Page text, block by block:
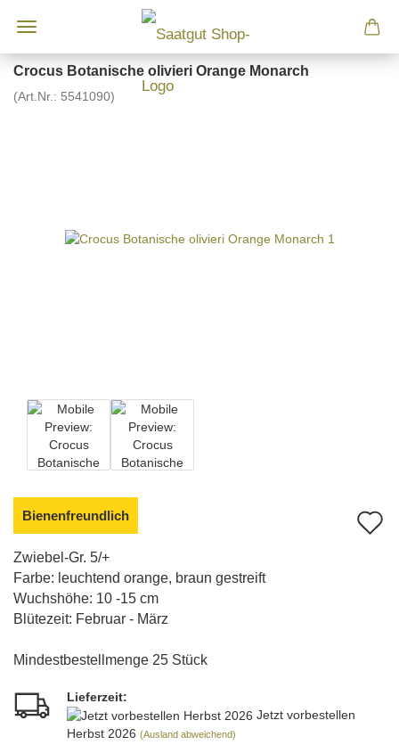
Crocus Botanische olivieri Orange Monarch
(Art.Nr.: 5541090)
Bienenfreundlich
Zwiebel-Gr. 5/+
Farbe: leuchtend orange, braun gestreift
Wuchshöhe: 10 -15 cm
Blütezeit: Februar - März
Mindestbestellmenge 25 Stück
Lieferzeit:
Jetzt vorbestellen
Herbst 2026 (Ausland abweichend)